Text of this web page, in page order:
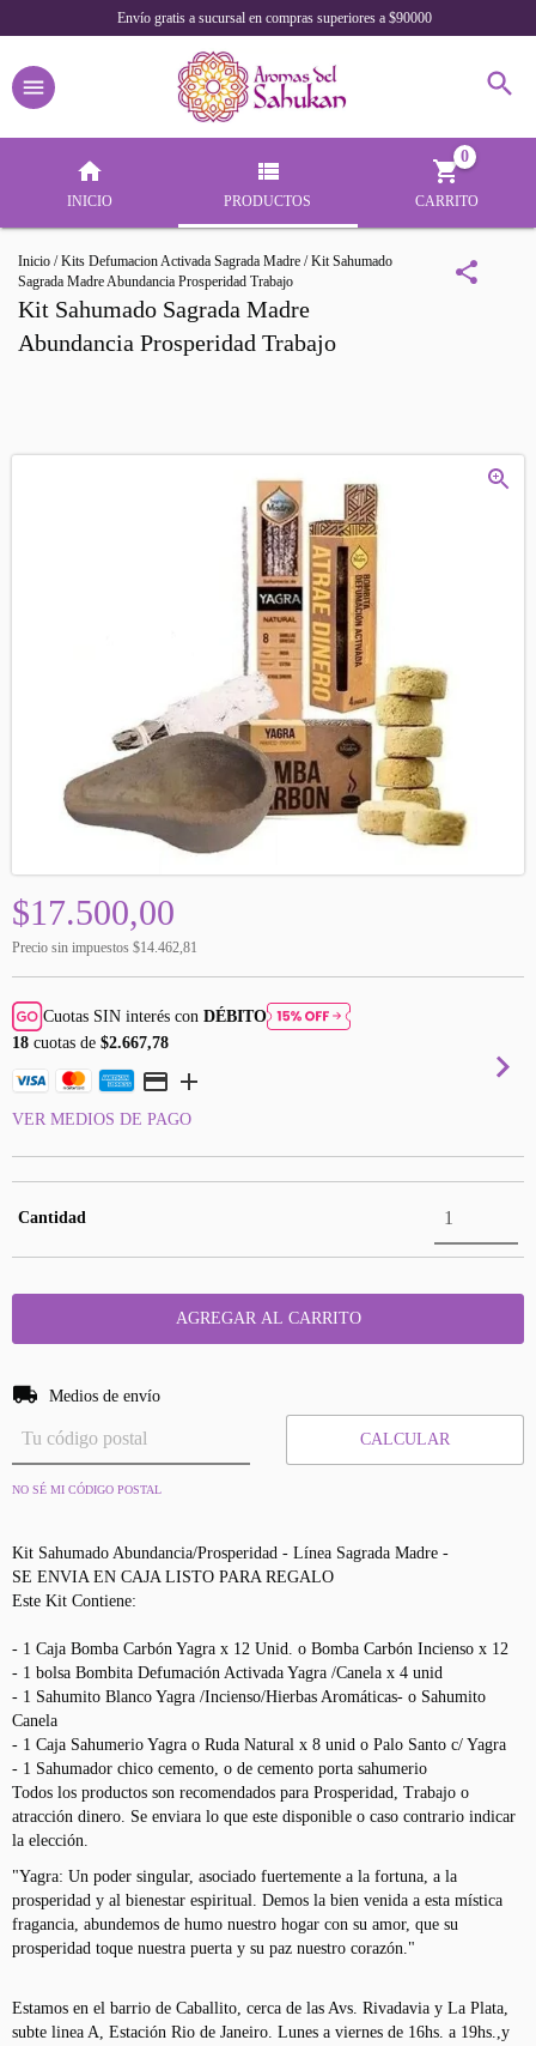
Envío gratis a sucursal en compras superiores a $90000
INICIO PRODUCTOS CARRITO
0
Inicio / Kits Defumacion Activada Sagrada Madre / Kit Sahumado
Sagrada Madre Abundancia Prosperidad Trabajo
Kit Sahumado Sagrada Madre
Abundancia Prosperidad Trabajo
$17.500,00
Precio sin impuestos $14.462,81
Cuotas SIN interés conDÉBITO
18 cuotas de $2.667,78
VER MEDIOS DE PAGO
Cantidad
Entregas para el CP:
Medios de envío
CALCULAR
NO SÉ MI CÓDIGO POSTAL
Kit Sahumado Abundancia/Prosperidad - Línea Sagrada Madre -
SE ENVIA EN CAJA LISTO PARA REGALO
Este Kit Contiene:
- 1 Caja Bomba Carbón Yagra x 12 Unid. o Bomba Carbón Incienso x 12
- 1 bolsa Bombita Defumación Activada Yagra /Canela x 4 unid
- 1 Sahumito Blanco Yagra /Incienso/Hierbas Aromáticas- o Sahumito
Canela
- 1 Caja Sahumerio Yagra o Ruda Natural x 8 unid o Palo Santo c/ Yagra
- 1 Sahumador chico cemento, o de cemento porta sahumerio
Todos los productos son recomendados para Prosperidad, Trabajo o
atracción dinero. Se enviara lo que este disponible o caso contrario indicar
la elección.
"Yagra: Un poder singular, asociado fuertemente a la fortuna, a la
prosperidad y al bienestar espiritual. Demos la bien venida a esta mística
fragancia, abundemos de humo nuestro hogar con su amor, que su
prosperidad toque nuestra puerta y su paz nuestro corazón."
Estamos en el barrio de Caballito, cerca de las Avs. Rivadavia y La Plata,
subte linea A, Estación Rio de Janeiro. Lunes a viernes de 16hs. a 19hs.,y